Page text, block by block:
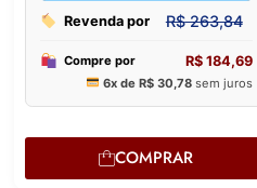
COMPRAR